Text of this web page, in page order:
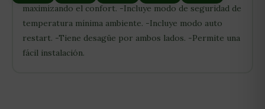
maximizando el confort. -Incluye modo de seguridad de
temperatura mínima ambiente. -Incluye modo auto
restart. -Tiene desagüe por ambos lados. -Permite una
fácil instalación.